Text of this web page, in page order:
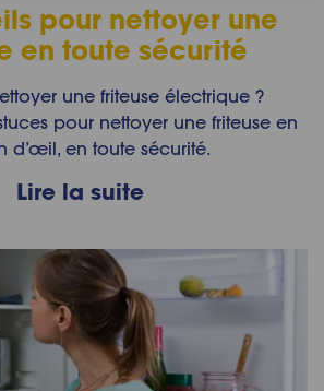
pour nettoyer une
en toute sécurité
une friteuse électrique ?
pour nettoyer une friteuse en
d’œil, en toute sécurité.
Lire la suite